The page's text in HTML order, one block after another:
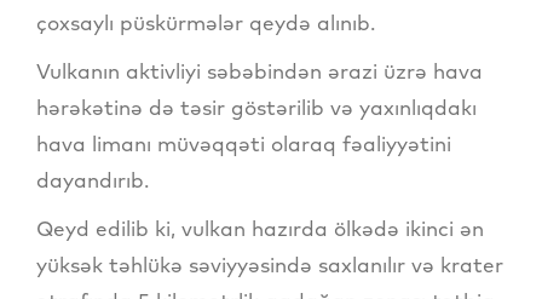
çoxsaylı püskürmələr qeydə alınıb.
Vulkanın aktivliyi səbəbindən ərazi üzrə hava
hərəkətinə də təsir göstərilib və yaxınlıqdakı
hava limanı müvəqqəti olaraq fəaliyyətini
dayandırıb.
Qeyd edilib ki, vulkan hazırda ölkədə ikinci ən
yüksək təhlükə səviyyəsində saxlanılır və krater